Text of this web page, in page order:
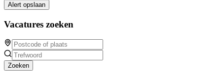
Alert opslaan
Vacatures zoeken
Zoeken